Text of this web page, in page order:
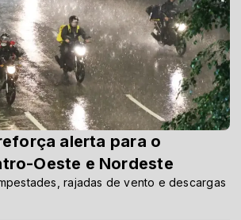
alerta para o
Oeste e Nordeste
rajadas de vento e descargas